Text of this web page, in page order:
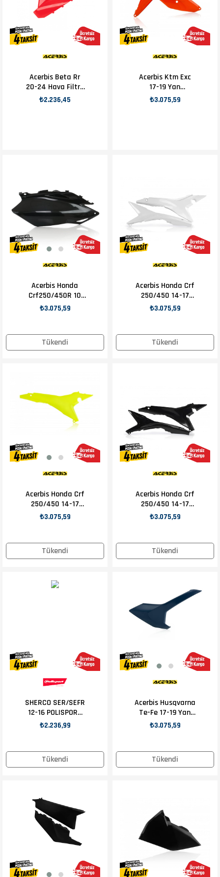
Acerbis Beta Rr
20-24 Hava Filtre
Kapağı Kırmızı
₺2.236,45
Acerbis Ktm Exc
17-19 Yan
Numaratör
₺3.075,59
Tükendi
Acerbis Honda
Crf250/450R 10
Yan Numaratör
₺3.075,59
Tükendi
Acerbis Honda Crf
250/450 14-17
Hava Filtre Kapağı
₺3.075,59
Tükendi
Acerbis Honda Crf
250/450 14-17
Hava Filtre Kapağı
₺3.075,59
Tükendi
Acerbis Honda Crf
250/450 14-17
Hava Filtre Kapağı
₺3.075,59
Tükendi
SHERCO SER/SEFR
12-16 POLISPORT
YAN NUMARATÖR
₺2.236,99
Tükendi
Acerbis Husqvarna
Te-Fe 17-19 Yan
Numaratör Mavi
₺3.075,59